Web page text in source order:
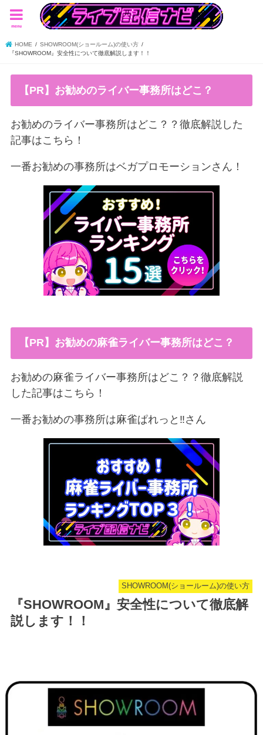
menu
HOME
SHOWROOM(ショールーム)の使い方
『SHOWROOM』安全性について徹底解説します！！
【PR】お勧めのライバー事務所はどこ？
お勧めのライバー事務所はどこ？？徹底解説した
記事はこちら！
一番お勧めの事務所はベガプロモーションさん！
【PR】お勧めの麻雀ライバー事務所はどこ？
お勧めの麻雀ライバー事務所はどこ？？徹底解説
した記事はこちら！
一番お勧めの事務所は麻雀ぱれっと‼︎さん
SHOWROOM(ショールーム)の使い方
『SHOWROOM』安全性について徹底解
説します！！